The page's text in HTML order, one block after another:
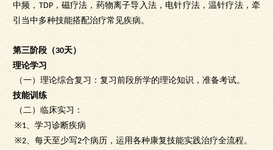
中频， TDP，磁疗法，药物离子导入法，电针疗法，温针疗法，牵
引当中多种技能搭配治疗常见疾病。
第三阶段（30天）
理论学习
（一）理论综合复习：复习前段所学的理论知识，准备考试。
技能训练
（二）临床实习：
※1、学习诊断疾病
※2、每天至少写2个病历，运用各种康复技能实践治疗全流程。